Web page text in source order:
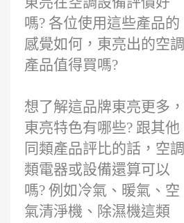
嗎? 各位使用這些產品的
感覺如何，東亮出的空調
產品值得買嗎?
想了解這品牌東亮更多，
東亮特色有哪些? 跟其他
同類產品評比的話，空調
類電器或設備還算可以
嗎? 例如冷氣、暖氣、空
氣清淨機、除濕機這類